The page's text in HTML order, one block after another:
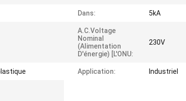
Dans: 5kA
A.c.voltage
Nominal
(alimentation
D'énergie) [l'ONU:
230V
Application: Industriel